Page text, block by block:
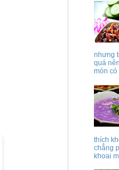
nhưng
quá
món
thích
chẳng
khoai